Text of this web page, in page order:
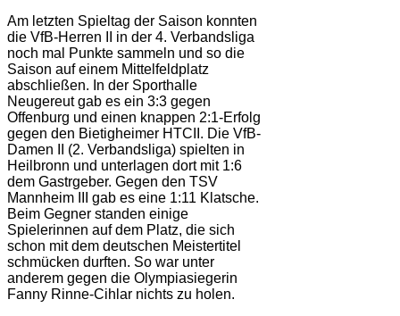
Am letzten Spieltag der Saison konnten
die VfB-Herren II in der 4. Verbandsliga
noch mal Punkte sammeln und so die
Saison auf einem Mittelfeldplatz
abschließen. In der Sporthalle
Neugereut gab es ein 3:3 gegen
Offenburg und einen knappen 2:1-Erfolg
gegen den Bietigheimer HTCII. Die VfB-
Damen II (2. Verbandsliga) spielten in
Heilbronn und unterlagen dort mit 1:6
dem Gastrgeber. Gegen den TSV
Mannheim III gab es eine 1:11 Klatsche.
Beim Gegner standen einige
Spielerinnen auf dem Platz, die sich
schon mit dem deutschen Meistertitel
schmücken durften. So war unter
anderem gegen die Olympiasiegerin
Fanny Rinne-Cihlar nichts zu holen.